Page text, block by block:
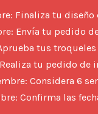
Finaliza tu diseño
Envía tu pedido
tus
tu pedido de
Considera 6
Confirma las